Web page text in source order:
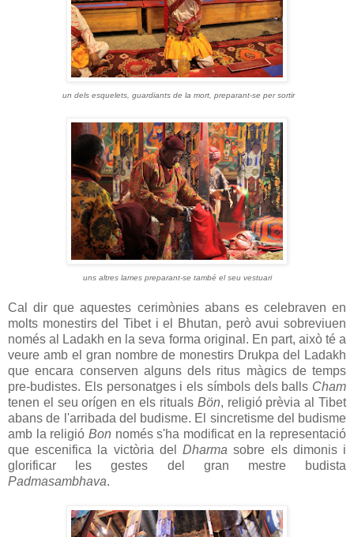
un dels esquelets, guardiants de la mort, preparant-se per sortir
uns altres lames preparant-se també el seu vestuari
Cal dir que aquestes cerimònies abans es celebraven en
molts monestirs del Tibet i el Bhutan, però avui sobreviuen
només al
Ladakh en la seva forma original . En part, això té a
veure amb el gran nombre de monestirs Drukpadel Ladakh
que encara conserven alguns dels ritus màgics de temps
pre-budistes. Els personatges i els símbols dels balls Cham
tenen el seu orígen en els rituals Bön, religió prèvia al Tibet
abans de l'arribada del budisme. El sincretisme del budisme
amb la religió Bon només s'ha modificat en la representació
que escenifica la victòria del Dharma sobre els dimonis i
glorificar les
gestes del gran mestre
budista
Padmasambhava.